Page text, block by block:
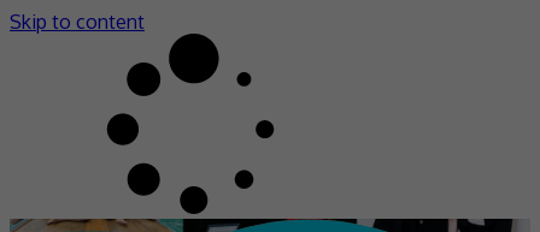
Skip to content